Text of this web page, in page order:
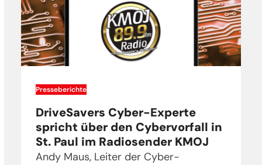
Presseberichte
DriveSavers Cyber-Experte
spricht über den Cybervorfall in
St. Paul im Radiosender KMOJ
Andy Maus, Leiter der Cyber-